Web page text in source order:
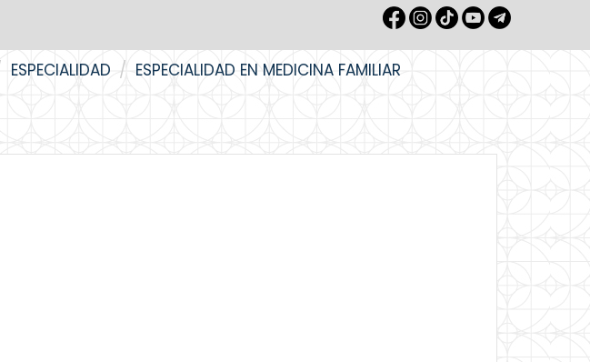
ESPECIALIDAD ESPECIALIDAD EN MEDICINA FAMILIAR